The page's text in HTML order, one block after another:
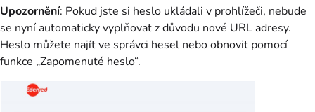
Upozornění: Pokud jste si heslo ukládali v prohlížeči, nebude
se nyní automaticky vyplňovat z důvodu nové URL adresy.
Heslo můžete najít ve správci hesel nebo obnovit pomocí
funkce „Zapomenuté heslo“.